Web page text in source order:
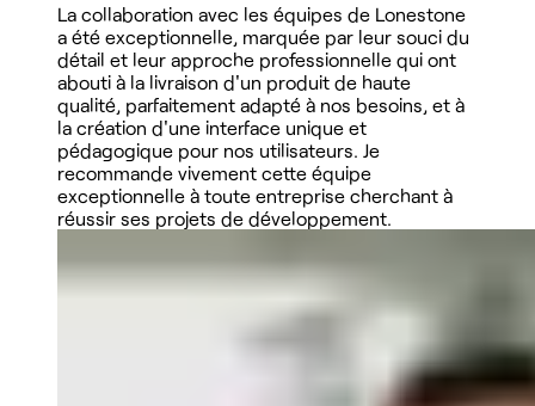
La collaboration avec les équipes de Lonestone
a été exceptionnelle, marquée par leur souci du
détail et leur approche professionnelle qui ont
abouti à la livraison d'un produit de haute
qualité, parfaitement adapté à nos besoins, et à
la création d'une interface unique et
pédagogique pour nos utilisateurs. Je
recommande vivement cette équipe
exceptionnelle à toute entreprise cherchant à
réussir ses projets de développement.